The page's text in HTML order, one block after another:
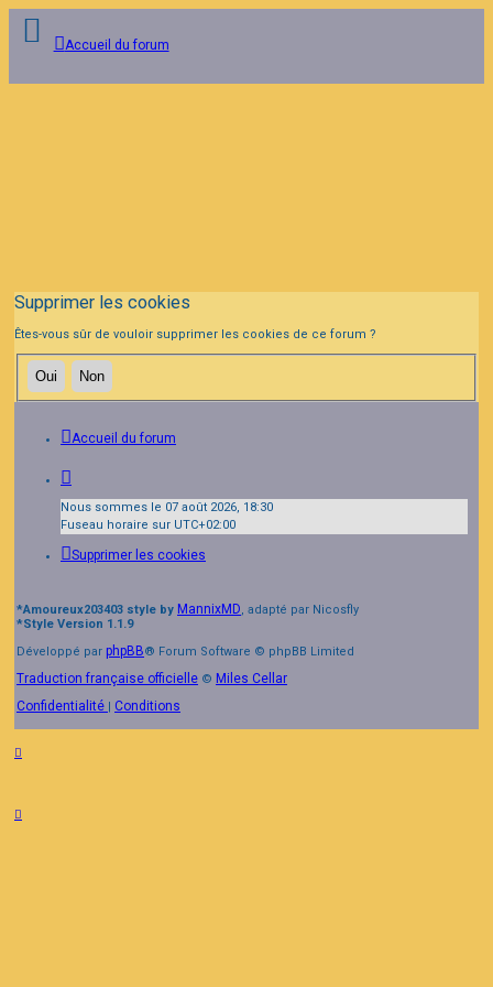
Accueil du forum
Supprimer les cookies
Êtes-vous sûr de vouloir supprimer les cookies de ce forum ?
Accueil du forum
Nous sommes le 07 août 2026, 18:30
Fuseau horaire sur UTC+02:00
Supprimer les cookies
*Amoureux203403 style by MannixMD, adapté par Nicosfly
*Style Version 1.1.9
Développé par phpBB® Forum Software © phpBB Limited
Traduction française officielle © Miles Cellar
Confidentialité
Conditions